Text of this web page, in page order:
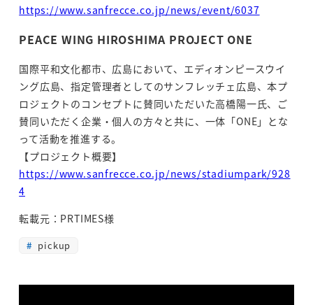
https://www.sanfrecce.co.jp/news/event/6037
PEACE WING HIROSHIMA PROJECT ONE
国際平和文化都市、広島において、エディオンピースウイ
ング広島、指定管理者としてのサンフレッチェ広島、本プ
ロジェクトのコンセプトに賛同いただいた高橋陽一氏、ご
賛同いただく企業・個人の方々と共に、一体「ONE」とな
って活動を推進する。
【プロジェクト概要】
https://www.sanfrecce.co.jp/news/stadiumpark/928
4
転載元：PRTIMES様
pickup